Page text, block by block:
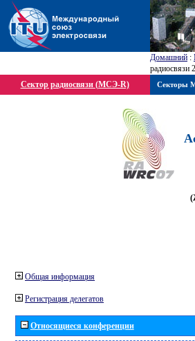
Домашний :
радиосвязи
Сектор радиосвязи (МСЭ-R)
Общая информация
Регистрация делегатов
Относящиеся конференции
Секторы